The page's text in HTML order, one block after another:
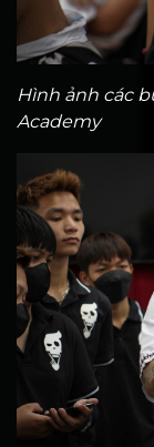
Hình ảnh các
Academy